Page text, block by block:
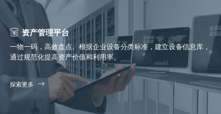
资产管理平台
一物一码，高效盘点。根据企业设备分类标准，建立设备信息库，
通过规范化提高资产价值和利用率。
探索更多